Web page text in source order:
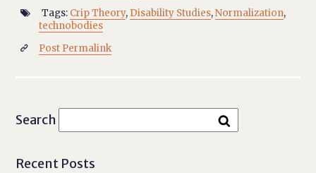
 Tags: Crip Theory, Disability Studies,Normalization,
technobodies
 Post Permalink
Search
Recent Posts